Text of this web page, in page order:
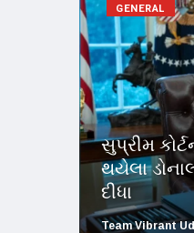
GENERAL
સુપ્રીમ
થયેલા
દીધા
Team Vibrant